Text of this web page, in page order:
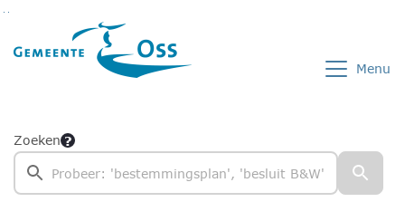
Ga naar de inhoud van deze pagina
Ga naar het zoeken
Ga naar het menu
Menu
Zoeken